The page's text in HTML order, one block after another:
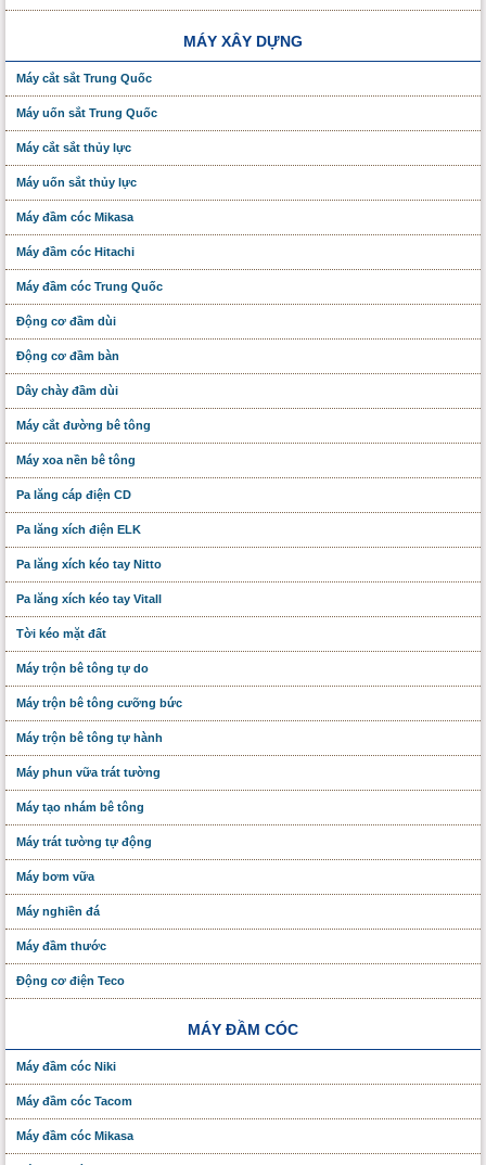
MÁY XÂY DỰNG
Máy cắt sắt Trung Quốc
Máy uốn sắt Trung Quốc
Máy cắt sắt thủy lực
Máy uốn sắt thủy lực
Máy đầm cóc Mikasa
Máy đầm cóc Hitachi
Máy đầm cóc Trung Quốc
Động cơ đầm dùi
Động cơ đầm bàn
Dây chày đầm dùi
Máy cắt đường bê tông
Máy xoa nền bê tông
Pa lăng cáp điện CD
Pa lăng xích điện ELK
Pa lăng xích kéo tay Nitto
Pa lăng xích kéo tay Vitall
Tời kéo mặt đất
Máy trộn bê tông tự do
Máy trộn bê tông cưỡng bức
Máy trộn bê tông tự hành
Máy phun vữa trát tường
Máy tạo nhám bê tông
Máy trát tường tự động
Máy bơm vữa
Máy nghiền đá
Máy đầm thước
Động cơ điện Teco
MÁY ĐẦM CÓC
Máy đầm cóc Niki
Máy đầm cóc Tacom
Máy đầm cóc Mikasa